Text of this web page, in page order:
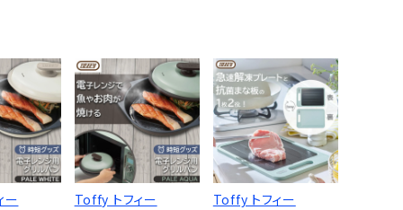
ー
Toffy トフィー
Toffy トフィー